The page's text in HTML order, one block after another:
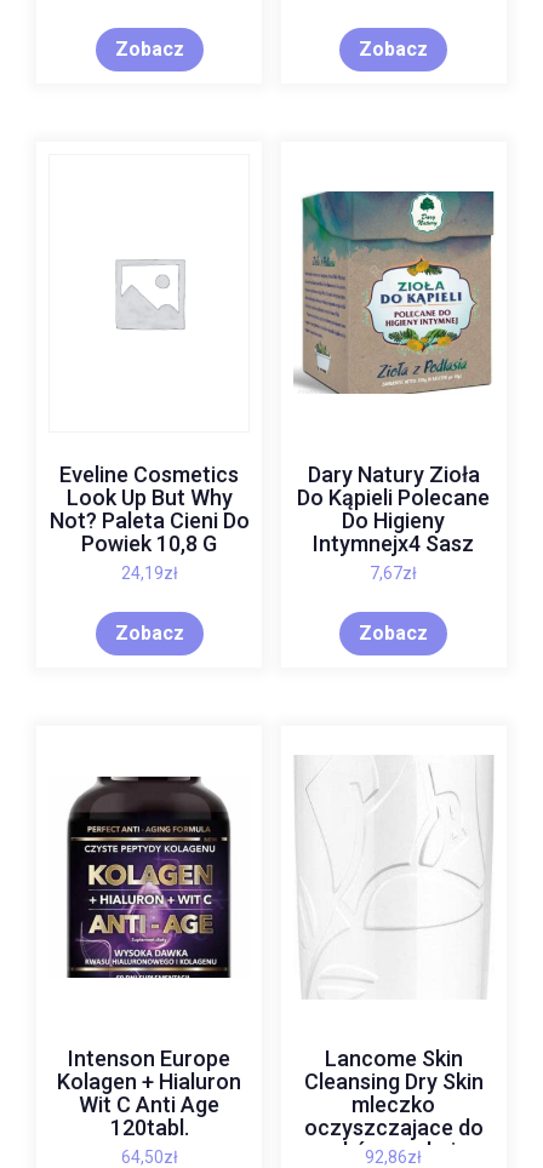
Zobacz Zobacz
Eveline Cosmetics
Look Up But Why
Not? Paleta Cieni Do
Powiek 10,8 G
24,19zł
Zobacz
Dary Natury Zioła
Do Kąpieli Polecane
Do Higieny
Intymnejx4 Sasz
7,67zł
Zobacz
Intenson Europe
Kolagen + Hialuron
Wit C Anti Age
120tabl.
64,50zł
Lancome Skin
Cleansing Dry Skin
mleczko
oczyszczajace do
skóry suchej
92,86zł